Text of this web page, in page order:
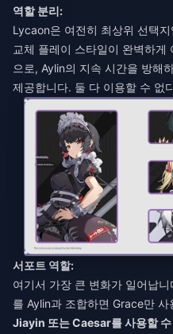
역할 분리:
Lycaon은 여전히 최상위 선택
교체 플레이 스타일이 완벽하
으로, Aylin의 지속 시간을 방해
제공합니다. 둘 다 이용할 수 없
서포트 역할:
여기서 가장 큰 변화가 일어납
를 Aylin과 조합하면 Grace만
Jiayin 또는 Caesar를 사용할 수